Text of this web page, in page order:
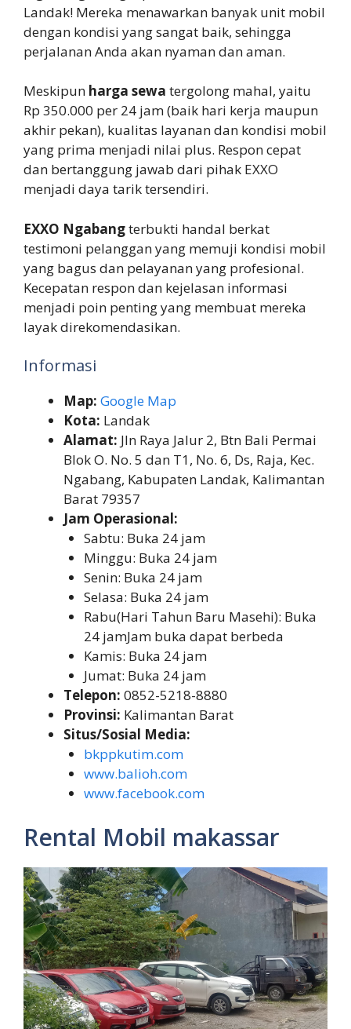
Landak! Mereka menawarkan banyak unit mobil
dengan kondisi yang sangat baik, sehingga
perjalanan Anda akan nyaman dan aman.
Meskipun harga sewa tergolong mahal, yaitu
Rp 350.000 per 24 jam (baik hari kerja maupun
akhir pekan), kualitas layanan dan kondisi mobil
yang prima menjadi nilai plus. Respon cepat
dan bertanggung jawab dari pihak EXXO
menjadi daya tarik tersendiri.
EXXO Ngabangterbukti handal berkat
testimoni pelanggan yang memuji kondisi mobil
yang bagus dan pelayanan yang profesional.
Kecepatan respon dan kejelasan informasi
menjadi poin penting yang membuat mereka
layak direkomendasikan.
Informasi
Map: Google Map
Kota: Landak
Alamat: Jln Raya Jalur 2, Btn Bali Permai
Blok O. No. 5 dan T1, No. 6, Ds, Raja, Kec.
Ngabang, Kabupaten Landak, Kalimantan
Barat 79357
Jam Operasional:
Sabtu: Buka 24 jam
Minggu: Buka 24 jam
Senin: Buka 24 jam
Selasa: Buka 24 jam
Rabu(Hari Tahun Baru Masehi): Buka
24 jamJam buka dapat berbeda
Kamis: Buka 24 jam
Jumat: Buka 24 jam
Telepon: 0852-5218-8880
Provinsi: Kalimantan Barat
Situs/Sosial Media:
bkppkutim.com
www.balioh.com
www.facebook.com
Rental Mobil makassar